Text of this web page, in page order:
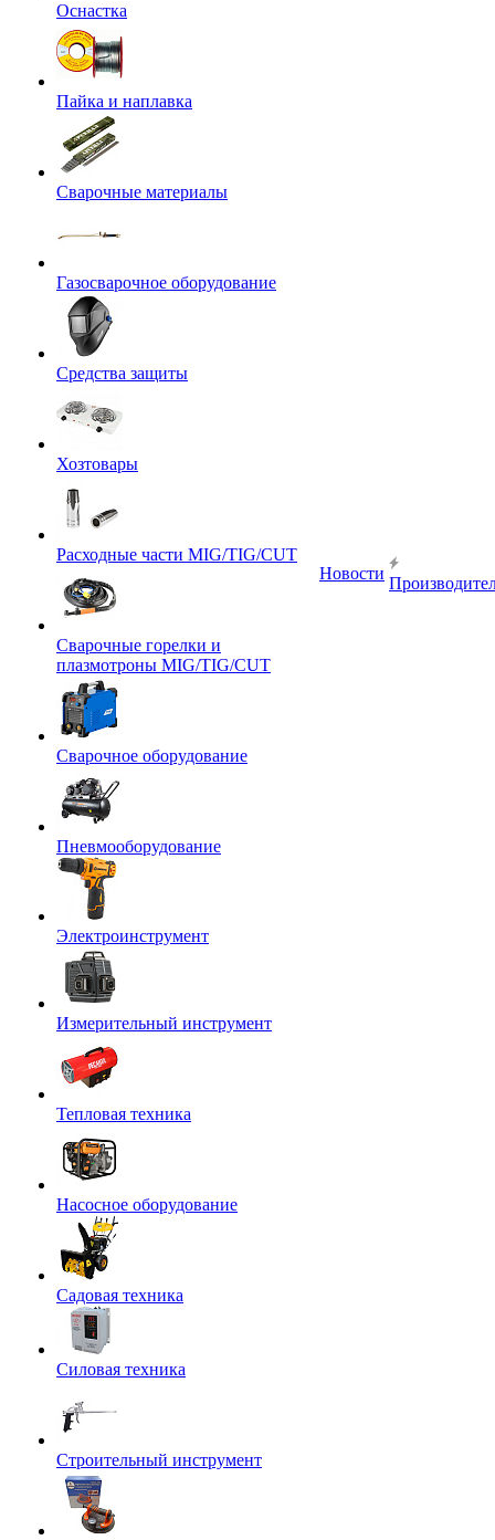
Оснастка
Пайка и наплавка
Сварочные материалы
Газосварочное оборудование
Средства защиты
Хозтовары
Расходные части MIG/TIG/CUT
Сварочные горелки и
плазмотроны MIG/TIG/CUT
Сварочное оборудование
Пневмооборудование
Электроинструмент
Измерительный инструмент
Тепловая техника
Насосное оборудование
Садовая техника
Силовая техника
Строительный инструмент
Новости